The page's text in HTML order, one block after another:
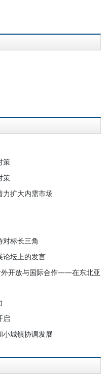
策
策
力扩大内需市场
标长三角
论坛上的发言
外开放与国际合作——在东北亚
启
小城镇协调发展